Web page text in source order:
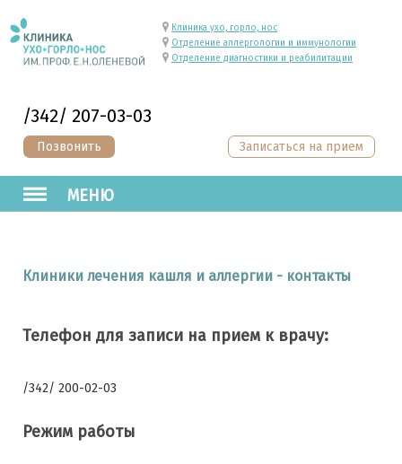
/342/ 207-03-03
Позвонить
Клиника ухо, горло, нос
Отделение аллергологии и иммунологии
Отделение диагностики и реабилитации
МЕНЮ
Записаться на прием
Клиники лечения кашля и аллергии - контакты
Телефон для записи на прием к врачу:
/342/ 200-02-03
Режим работы